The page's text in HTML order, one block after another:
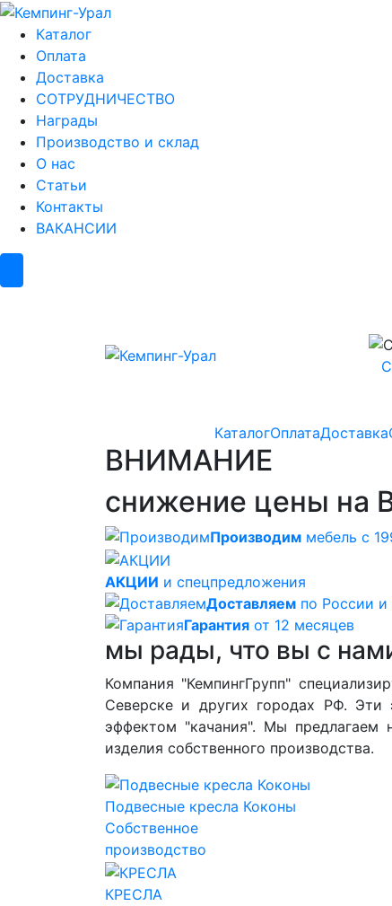
Каталог
Оплата
Доставка
СОТРУДНИЧЕСТВО
Награды
Производство и склад
О нас
Статьи
Контакты
ВАКАНСИИ
КаталогОплатаДоставка
ВНИМАНИЕ
снижение цены на
Производим мебель с
АКЦИИ и спецпредложения
Доставляем по России
Гарантия от 12 месяцев
мы рады, что вы с
Компания "КемпингГрупп"
Северске и других городах РФ. Эти
эффектом "качания". Мы предлагаем
изделия собственного производства.
Подвесные кресла Коконы
Собственное
производство
КРЕСЛА